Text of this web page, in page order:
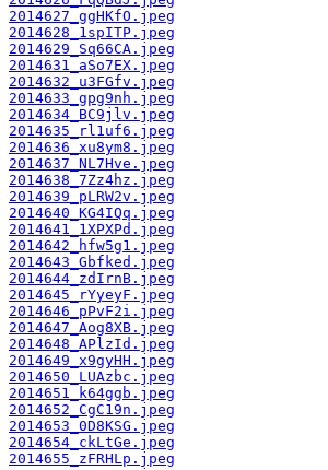
2014627_ggHKfO.jpeg
2014628_1spITP.jpeg
2014629_Sq66CA.jpeg
2014631_aSo7EX.jpeg
2014632_u3FGfv.jpeg
2014633_gpg9nh.jpeg
2014634_BC9jlv.jpeg
2014635_rl1uf6.jpeg
2014636_xu8ym8.jpeg
2014637_NL7Hve.jpeg
2014638_7Zz4hz.jpeg
2014639_pLRW2v.jpeg
2014640_KG4IQq.jpeg
2014641_1XPXPd.jpeg
2014642_hfw5g1.jpeg
2014643_Gbfked.jpeg
2014644_zdIrnB.jpeg
2014645_rYyeyF.jpeg
2014646_pPvF2i.jpeg
2014647_Aog8XB.jpeg
2014648_APlzId.jpeg
2014649_x9gyHH.jpeg
2014650_LUAzbc.jpeg
2014651_k64ggb.jpeg
2014652_CgC19n.jpeg
2014653_0D8KSG.jpeg
2014654_ckLtGe.jpeg
2014655_zFRHLp.jpeg